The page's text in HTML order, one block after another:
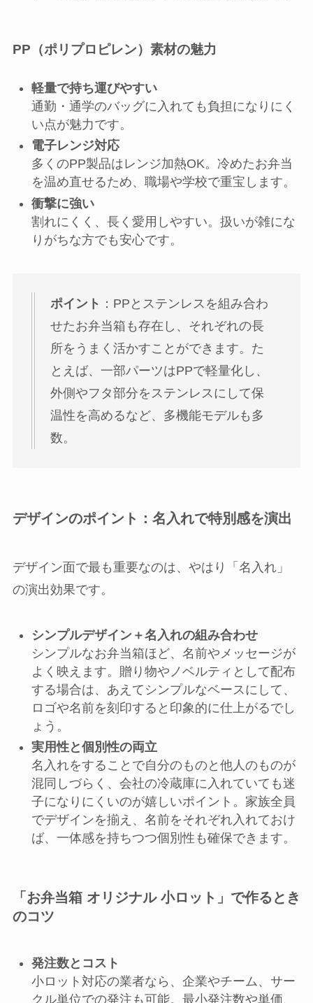
PP（ポリプロピレン）素材の魅力
軽量で持ち運びやすい
通勤・通学のバッグに入れても負担になりにく
い点が魅力です。
電子レンジ対応
多くのPP製品はレンジ加熱OK。冷めたお弁当
を温め直せるため、職場や学校で重宝します。
衝撃に強い
割れにくく、長く愛用しやすい。扱いが雑にな
りがちな方でも安心です。
ポイント ：PPとステンレスを組み合わ
せたお弁当箱も存在し、それぞれの長
所をうまく活かすことができます。た
とえば、一部パーツはPPで軽量化し、
外側やフタ部分をステンレスにして保
温性を高めるなど、多機能モデルも多
数。
デザインのポイント：名入れで特別感を演出
デザイン面で最も重要なのは、やはり「名入れ」
の演出効果です。
シンプルデザイン＋名入れの組み合わせ
シンプルなお弁当箱ほど、名前やメッセージが
よく映えます。贈り物やノベルティとして配布
する場合は、あえてシンプルなベースにして、
ロゴや名前を刻印すると印象的に仕上がるでし
ょう。
実用性と個別性の両立
名入れをすることで自分のものと他人のものが
混同しづらく、会社の冷蔵庫に入れていても迷
子になりにくいのが嬉しいポイント。家族全員
でデザインを揃え、名前をそれぞれ入れておけ
ば、一体感を持ちつつ個別性も確保できます。
「お弁当箱 オリジナル 小ロット」で作るとき
のコツ
発注数とコスト
小ロット対応の業者なら、企業やチーム、サー
クル単位での発注も可能。最小発注数や単価、